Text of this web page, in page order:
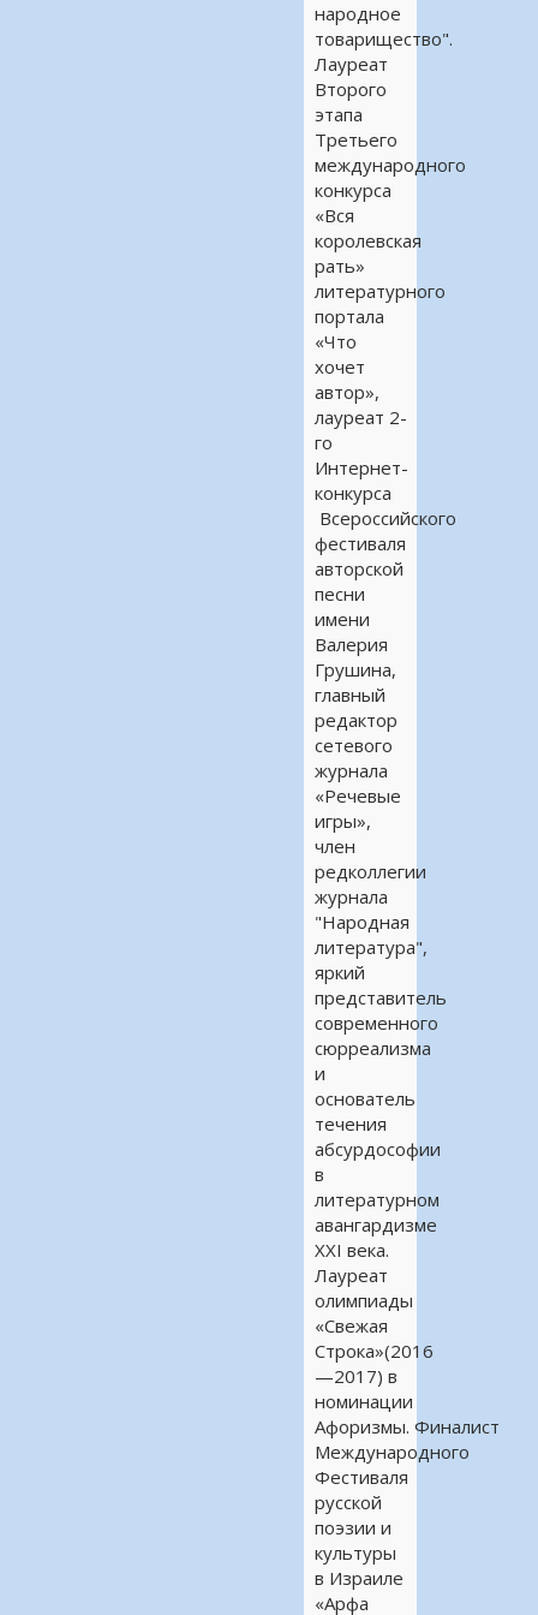
народное
товарищество".
Лауреат
Второго
этапа
Третьего
международного
конкурса
«Вся
королевская
рать»
литературного
портала
«Что
хочет
автор»,
лауреат 2-
го
Интернет-
конкурса
Всероссийского
фестиваля
авторской
песни
имени
Валерия
Грушина,
главный
редактор
сетевого
журнала
«Речевые
игры»,
член
редколлегии
журнала
"Народная
литература",
яркий
представитель
современного
сюрреализма
и
основатель
течения
абсурдософии
в
литературном
авангардизме
XXI века.
Лауреат
олимпиады
«Свежая
Строка»(2016
—2017) в
номинации
Афоризмы. Финалист
Международного
Фестиваля
русской
поэзии и
культуры
в Израиле
«Арфа